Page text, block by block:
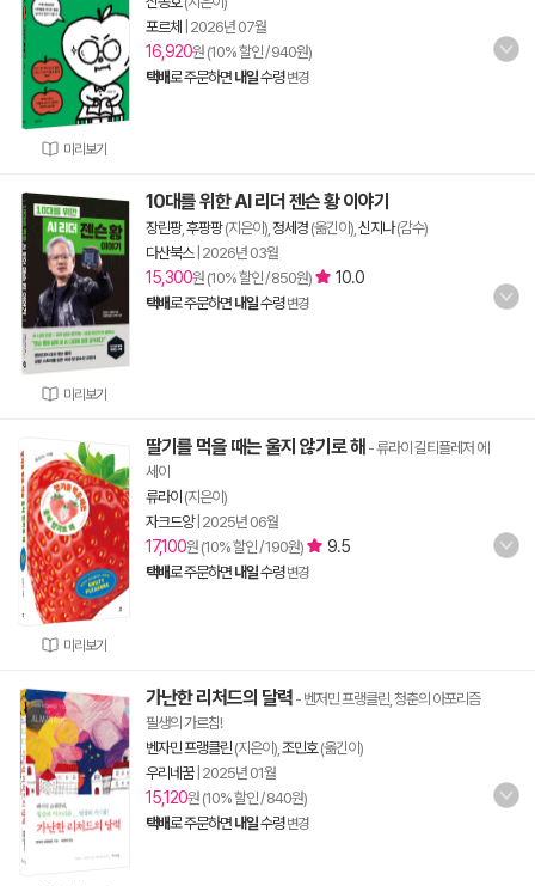
미리보기
포르체
2026년 07월
16,920원 (10% 할인 / 940원)
택배로 주문하면 내일수령 변경
미리보기
10대를 위한 AI 리더 젠슨 황 이야기
장린팡, 후팡팡(지은이), 정세경 (옮긴이), 신지나(감수)
다산북스| 2026년 03월
15,300원 (10% 할인 / 850원) 10.0
택배로 주문하면 내일수령 변경
미리보기
딸기를 먹을 때는 울지 않기로 해 - 류라이 길티플레저 에
세이
류라이 (지은이)
자크드앙| 2025년 06월
17,100원 (10% 할인 / 190원) 9.5
택배로 주문하면 내일수령 변경
가난한 리처드의 달력 - 벤저민 프랭클린, 청춘의 아포리즘
필생의 가르침!
벤자민 프랭클린 (지은이), 조민호(옮긴이)
우리네꿈| 2025년 01월
15,120원 (10% 할인 / 840원)
택배로 주문하면 내일수령 변경